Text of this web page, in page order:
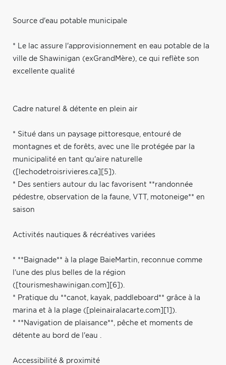
Source d'eau potable municipale
* Le lac assure l'approvisionnement en eau potable de la
ville de Shawinigan (exGrandMère), ce qui reflète son
excellente qualité
Cadre naturel & détente en plein air
* Situé dans un paysage pittoresque, entouré de
montagnes et de forêts, avec une île protégée par la
municipalité en tant qu'aire naturelle
([lechodetroisrivieres.ca][5]).
* Des sentiers autour du lac favorisent **randonnée
pédestre, observation de la faune, VTT, motoneige** en
saison
Activités nautiques & récréatives variées
* **Baignade** à la plage BaieMartin, reconnue comme
l'une des plus belles de la région
([tourismeshawinigan.com][6]).
* Pratique du **canot, kayak, paddleboard** grâce à la
marina et à la plage ([pleinairalacarte.com][1]).
* **Navigation de plaisance**, pêche et moments de
détente au bord de l'eau .
Accessibilité & proximité